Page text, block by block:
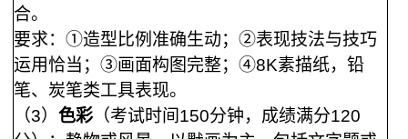
合。
要求：①造型比例准确生动；②表现技法与技巧
运用恰当；③画面构图完整；④8K素描纸，铅
笔、炭笔类工具表现。
（3） 色彩（考试时间 150分钟，成绩满分120